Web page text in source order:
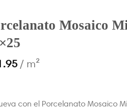
Mosaico
/ m²
con el Porcelanato Mosaico